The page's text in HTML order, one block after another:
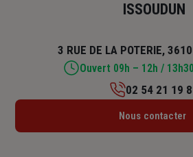
ISSOUDUN
3 RUE DE LA POTERIE,
Lundi : 09h – 12h / 13h30
02 54 21 19
Nous contacter